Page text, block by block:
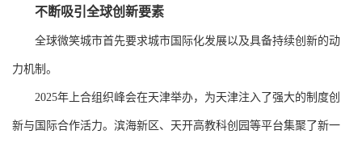
不断吸引全球创新要素
全球微笑城市首先要求城市国际化发展以及具备持续创新的动
力机制。
2025年上合组织峰会在天津举办，为天津注入了强大的制度创
新与国际合作活力。滨海新区、天开高教科创园等平台集聚了新一